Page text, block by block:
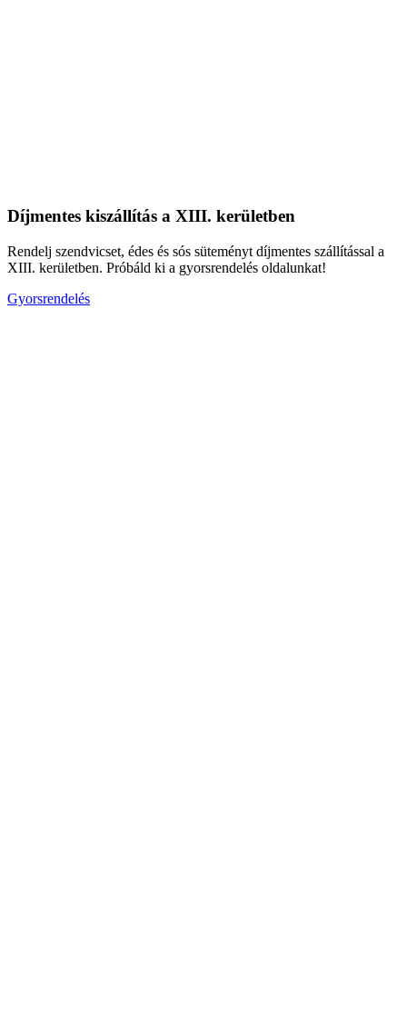
Díjmentes kiszállítás a XIII. kerületben
Rendelj szendvicset, édes és sós süteményt díjmentes szállítással a
XIII. kerületben. Próbáld ki a gyorsrendelés oldalunkat!
Gyorsrendelés